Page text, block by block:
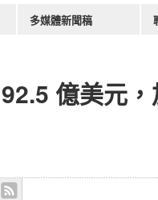
億美元
多媒體新聞稿